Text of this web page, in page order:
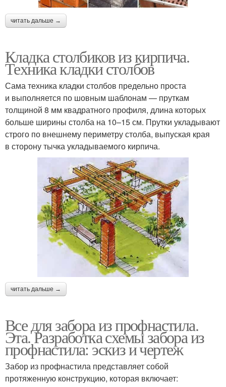
читать дальше →
Кладка столбиков из кирпича.
Техника кладки столбов
Сама техника кладки столбов предельно проста
и выполняется по шовным шаблонам — пруткам
толщиной 8 мм квадратного профиля, длина которых
больше ширины столба на 10–15 см. Прутки укладывают
строго по внешнему периметру столба, выпуская края
в сторону тычка укладываемого кирпича.
читать дальше →
Все для забора из профнастила.
Эта. Разработка схемы забора из
профнастила: эскиз и чертеж
Забор из профнастила представляет собой
протяженную конструкцию, которая включает: